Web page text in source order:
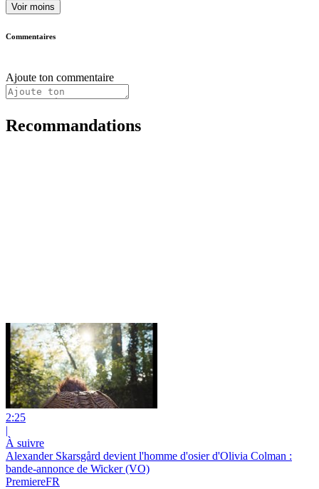
Voir moins
Commentaires
Ajoute ton commentaire
Recommandations
2:25
|
À suivre
Alexander Skarsgård devient l'homme d'osier d'Olivia Colman :
bande-annonce de Wicker (VO)
PremiereFR